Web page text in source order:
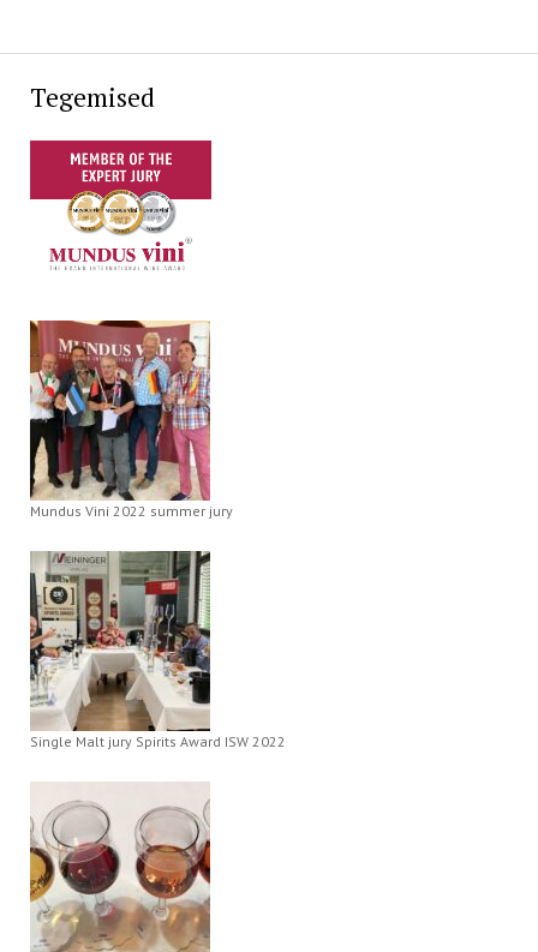
Tegemised
Mundus Vini 2022 summer jury
Single Malt jury Spirits Award ISW 2022